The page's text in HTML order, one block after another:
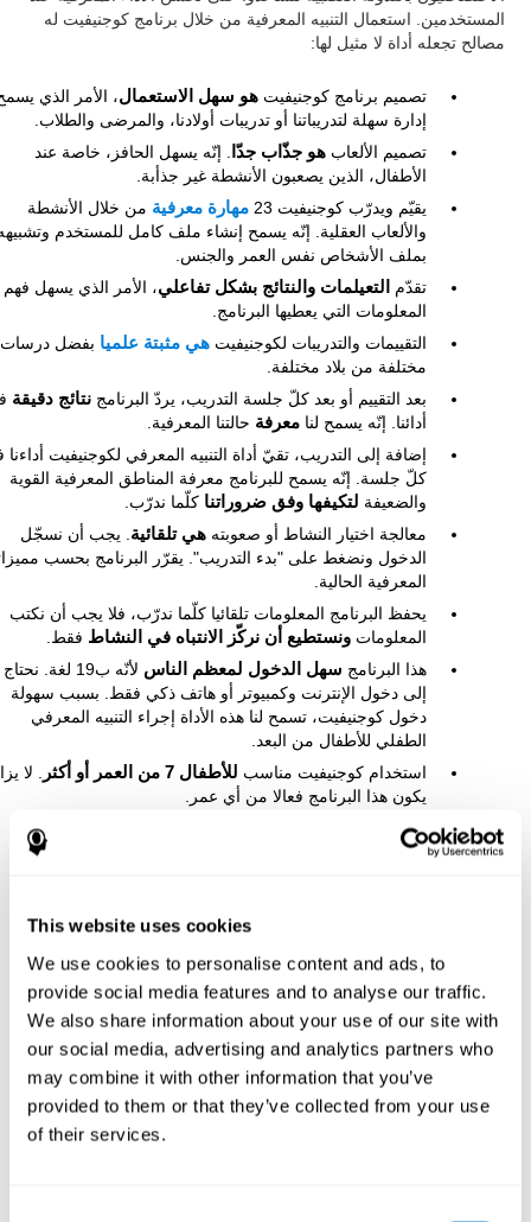
This website uses cookies
We use cookies to personalise content and ads, to
provide social media features and to analyse our traffic.
We also share information about your use of our site with
our social media, advertising and analytics partners who
may combine it with other information that you’ve
provided to them or that they’ve collected from your use
of their services.
المستخدمين. استعمال التنبيه المعرفية من خلال برنامج كوجنيفيت له
مصالح تجعله أداة لا مثيل لها:
تصميم برنامج كوجنيفيت هو سهل الاستعمال، الأمر الذي
إدارة سهلة لتدريباتنا أو تدريبات أولادنا، والمرضى والطلاب.
تصميم الألعاب هو جذّاب جدّا
. إنّه يسهل الحافز، خاصة عند
الأطفال، الذين يصعبون الأنشطة غير جذأبة.
يقيّم ويدرّب كوجنيفيت 23
مهارة معرفية من خلال الأنشطة
والألعاب العقلية. إنّه يسمح إنشاء ملف كامل للمستخدم
بملف الأشخاص نفس العمر والجنس.
تقدّم
التعيلمات والنتائج بشكل تفاعلي، الأمر الذي يسهل فهم
المعلومات التي يعطيها البرنامج.
التقييمات والتدريبات لكوجنيفيت هي مثبتة علميا بفضل درسات
مختلفة من بلاد مختلفة.
بعد التقييم أو بعد كلّ جلسة التدريب، يردّ البرنامج نتائج دقيقة
أدائنا. إنّه يسمح لنا معرفة حالتنا المعرفية.
إضافة إلى التدريب، تقيّ أداة التنبيه المعرفي لكوجنيفيت
كلّ جلسة. إنّه يسمح للبرنامج معرفة المناطق المعرفية القوية
والضعيفة لتكيفها وفق ضروراتنا كلّما ندرّب.
معالجة اختيار النشاط أو صعوبته هي تلقائية . يجب أن نسجّل
الدخول ونضغط على "بدء التدريب". يقرّر البرنامج بحسب
المعرفية الحالية.
يحفظ البرنامج المعلومات تلقائيا كلّما ندرّب، فلا يجب أن نكتب
المعلومات ونستطيع أن نركّز الانتباه في النشاط فقط.
هذا البرنامج سهل الدخول لمعظم الناس
لأنّه ب19 لغة. نحتاج
إلى دخول الإنترنت وكمبيوتر أو هاتف ذكي فقط. بسبب سهولة
دخول كوجنيفيت، تسمح لنا هذه الأداة إجراء التنبيه المعرفي
الطفلي للأطفال من البعد.
استخدام كوجنيفيت مناسب للأطفال 7 من العمر أو أكثر
. لا
يكون هذا البرنامج فعالا من أي عمر.